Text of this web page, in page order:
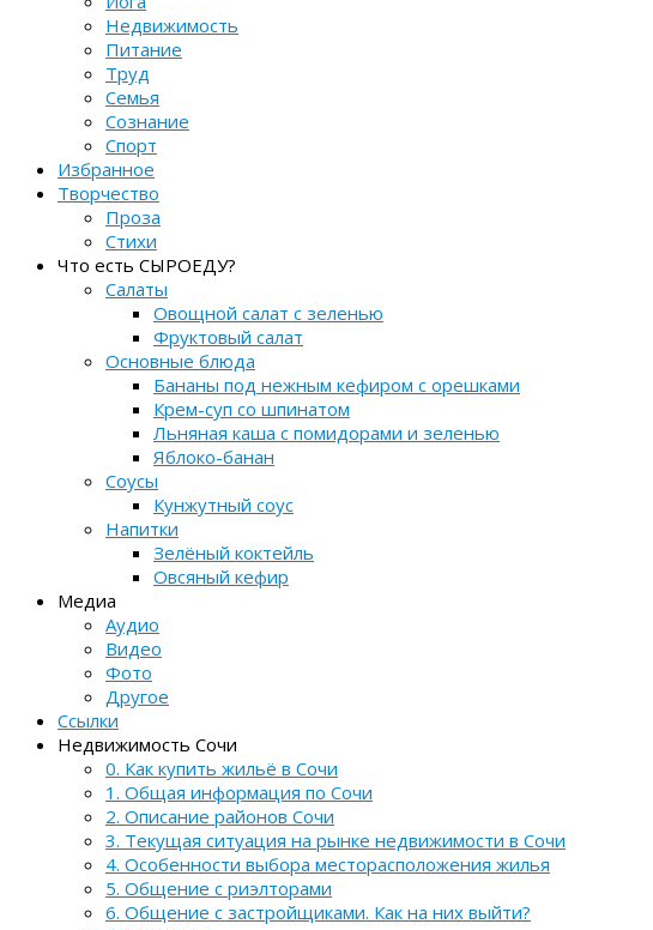
Недвижимость
Питание
Труд
Семья
Сознание
Спорт
Избранное
Творчество
Проза
Стихи
Что есть СЫРОЕДУ?
Салаты
Овощной салат с зеленью
Фруктовый салат
Основные блюда
Бананы под нежным кефиром с орешками
Крем-суп со шпинатом
Льняная каша с помидорами и зеленью
Яблоко-банан
Соусы
Кунжутный соус
Напитки
Зелёный коктейль
Овсяный кефир
Медиа
Аудио
Видео
Фото
Другое
Ссылки
Недвижимость Сочи
0. Как купить жильё в Сочи
1. Общая информация по Сочи
2. Описание районов Сочи
3. Текущая ситуация на рынке недвижимости в Сочи
4. Особенности выбора месторасположения жилья
5. Общение с риэлторами
6. Общение с застройщиками. Как на них выйти?